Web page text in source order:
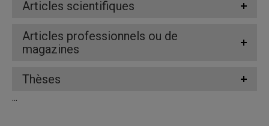
Articles scientifiques
Articles professionnels ou de
magazines
Thèses
...